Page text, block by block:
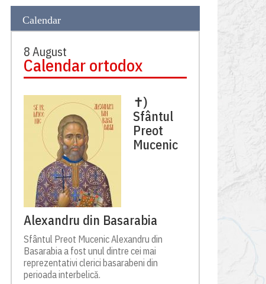
Calendar
8 August
Calendar ortodox
✝)
Sfântul
Preot
Mucenic
Alexandru din Basarabia
Sfântul Preot Mucenic Alexandru din
Basarabia a fost unul dintre cei mai
reprezentativi clerici basarabeni din
perioada interbelică.